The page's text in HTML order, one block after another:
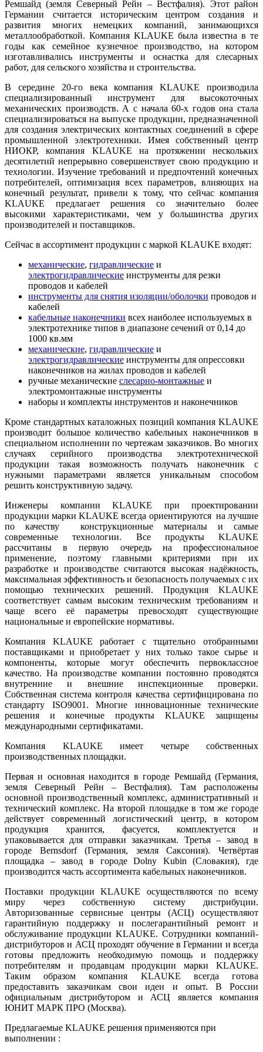
Ремшайд (земля Северный Рейн – Вестфалия). Этот район
Германии считается историческим центром создания и
развития многих немецких компаний, занимающихся
металлообработкой. Компания KLAUKE была известна в те
годы как семейное кузнечное производство, на котором
изготавливались инструменты и оснастка для слесарных
работ, для сельского хозяйства и строительства.
В середине 20-го века компания KLAUKE производила
специализированный инструмент для высокоточных
механических производств. А с начала 60-х годов она стала
специализироваться на выпуске продукции, предназначенной
для создания электрических контактных соединений в сфере
промышленной электротехники. Имея собственный центр
НИОКР, компания KLAUKE на протяжении нескольких
десятилетий непрерывно совершенствует свою продукцию и
технологии. Изучение требований и предпочтений конечных
потребителей, оптимизация всех параметров, влияющих на
конечный результат, привели к тому, что сейчас компания
KLAUKE предлагает решения со значительно более
высокими характеристиками, чем у большинства других
производителей и поставщиков.
Сейчас в ассортимент продукции с маркой KLAUKE входят:
механические, гидравлические и
электрогидравлические инструменты для резки
проводов и кабелей
инструменты для снятия изоляции/оболочки проводов и
кабелей
кабельные наконечники всех наиболее используемых в
электротехнике типов в диапазоне сечений от 0,14 до
1000 кв.мм
механические, гидравлические и
электрогидравлические инструменты для опрессовки
наконечников на жилах проводов и кабелей
ручные механические слесарно-монтажные и
электромонтажные инструменты
наборы и комплекты инструментов и наконечников
Кроме стандартных каталожных позиций компания KLAUKE
производит большое количество кабельных наконечников в
специальном исполнении по чертежам заказчиков. Во многих
случаях серийного производства электротехнической
продукции такая возможность получать наконечник с
нужными параметрами является уникальным способом
решить конструктивную задачу.
Инженеры компании KLAUKE при проектировании
продукции марки KLAUKE всегда ориентируются на лучшие
по качеству конструкционные материалы и самые
современные технологии. Все продукты KLAUKE
рассчитаны в первую очередь на профессиональное
применение, поэтому главными критериями при их
разработке и производстве считаются высокая надёжность,
максимальная эффективность и безопасность получаемых с их
помощью технических решений. Продукция KLAUKE
соответствует самым высоким техническим требованиям и
чаще всего её параметры превосходят существующие
национальные и европейские нормативы.
Компания KLAUKE работает с тщательно отобранными
поставщиками и приобретает у них только такое сырье и
компоненты, которые могут обеспечить первоклассное
качество. На производстве компании постоянно проводятся
внутренние и внешние инспекционные проверки.
Собственная система контроля качества сертифицирована по
стандарту ISO9001. Многие инновационные технические
решения и конечные продукты KLAUKE защищены
международными сертификатами.
Компания KLAUKE имеет четыре собственных
производственных площадки.
Первая и основная находится в городе Ремшайд (Германия,
земля Северный Рейн – Вестфалия). Там расположены
основной производственный комплекс, административный и
технический комплекс. На второй площадке в том же городе
действует современный логистический центр, в котором
продукция хранится, фасуется, комплектуется и
упаковывается для отправки заказчикам. Третья – завод в
городе Bernsdorf (Германия, земля Саксония). Четвёртая
площадка – завод в городе Dolny Kubin (Словакия), где
производится часть ассортимента кабельных наконечников.
Поставки продукции KLAUKE осуществляются по всему
миру через собственную систему дистрибуции.
Авторизованные сервисные центры (АСЦ) осуществляют
гарантийную поддержку и послегарантийный ремонт и
обслуживание продукции KLAUKE. Сотрудники компаний-
дистрибуторов и АСЦ проходят обучение в Германии и всегда
готовы предложить необходимую помощь и поддержку
потребителям и продавцам продукции марки KLAUKE.
Таким образом компания KLAUKE всегда готова
предоставить заказчикам свои идеи и опыт. В России
официальным дистрибутором и АСЦ является компания
ЮНИТ МАРК ПРО (Москва).
Предлагаемые KLAUKE решения применяются при
выполнении :